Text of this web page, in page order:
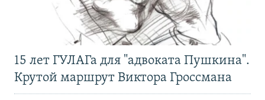
15 лет ГУЛАГа для "адвоката Пушкина".
Крутой маршрут Виктора Гроссмана